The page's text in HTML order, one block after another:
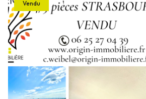
Vendu